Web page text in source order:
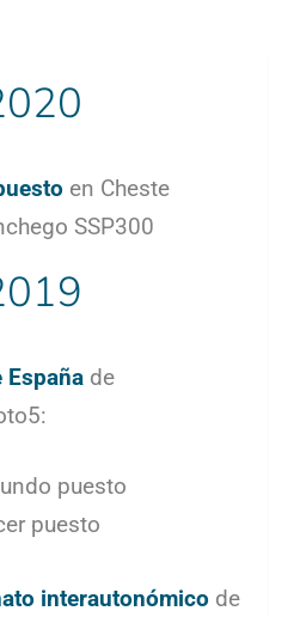
en Cheste
SSP300
España de
puesto
puesto
interautonómico de